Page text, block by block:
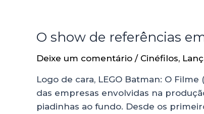
O show de referências
Deixe um comentário / Cinéfilos,
Logo de cara, LEGO Batman: O
das empresas envolvidas na
piadinhas ao fundo. Desde os